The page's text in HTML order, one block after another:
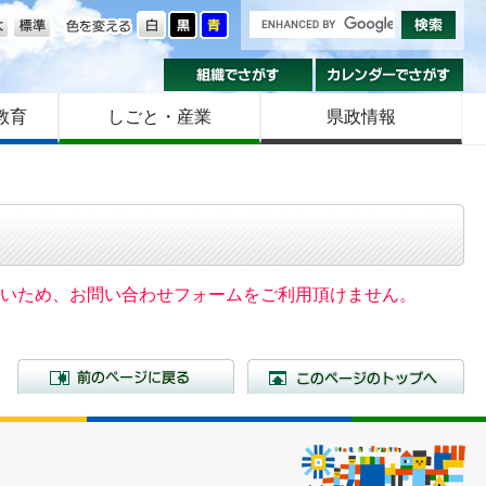
色を変える
大きさ
組織でさがす
育 しごと・産業 県政情報
ため、お問い合わせフォームをご利用頂けません。
前のページに戻る